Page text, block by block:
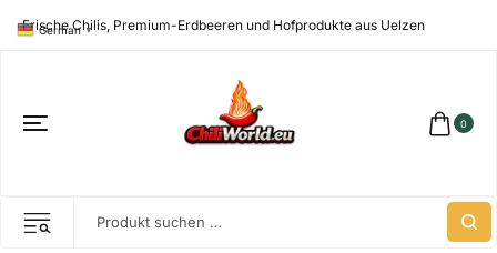
Frische Chilis, Premium-Erdbeeren und Hofprodukte aus Uelzen
0
German ▼